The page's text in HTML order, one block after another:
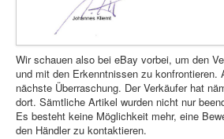
Wir schauen also bei eBay vorbei, um den
und mit den Erkenntnissen zu konfrontieren.
nächste Überraschung. Der Verkäufer hat
dort. Sämtliche Artikel wurden nicht nur
Es besteht keine Möglichkeit mehr, eine
den Händler zu kontaktieren.